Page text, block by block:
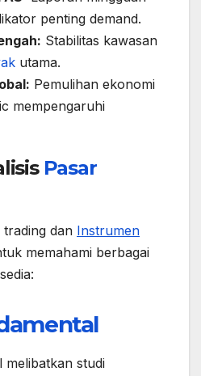
penting demand.
Stabilitas kawasan
utama.
Pemulihan ekonomi
mempengaruhi
Pasar
dan Instrumen
memahami berbagai
melibatkan studi